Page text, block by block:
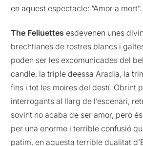
en aquest espectacle: “Amor a mort”.
The Feliuettes esdevenen unes
brechtianes de rostres blancs i
poden ser les excomunicades del
candle, la triple deessa Aradia, la
fins i tot les moires del destí. Obrint
interrogants al llarg de l’escenari,
sovint no acaba de ser amor, però
per una enorme i terrible confusió
patim, en aquesta terrible dualitat